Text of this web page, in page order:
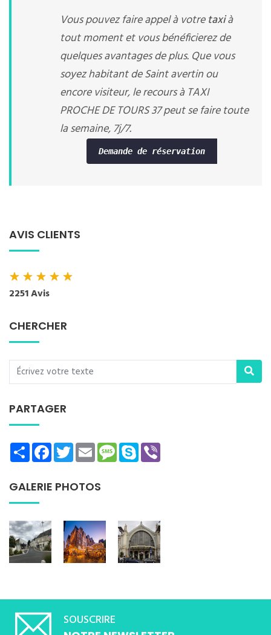
Vous pouvez faire appel à votretaxià
tout moment et vous bénéficierez de
quelques avantages de plus. Que vous
soyez habitant de Saint avertin ou
encore visiteur, le recours à TAXI
PROCHE DE TOURS 37 peut se faire toute
la semaine, 7j/7.
Demande de réservation
AVIS CLIENTS
★★★★★
2251 Avis
CHERCHER
PARTAGER
ShareFacebookTwitterEmailMessage
Skype
GALERIE PHOTOS
SOUSCRIRE